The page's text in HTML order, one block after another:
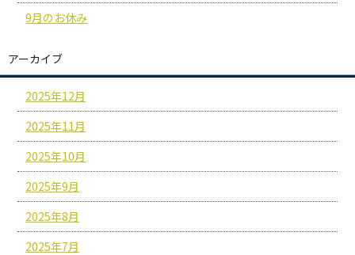
9月のお休み
アーカイブ
2025年12月
2025年11月
2025年10月
2025年9月
2025年8月
2025年7月